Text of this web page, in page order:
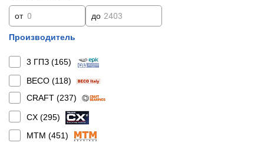
от до
Производитель
3 ГПЗ (165)
BECO (118)
CRAFT (237)
CX (295)
MTM (451)